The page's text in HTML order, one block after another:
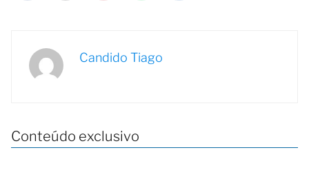
Candido Tiago
Conteúdo exclusivo